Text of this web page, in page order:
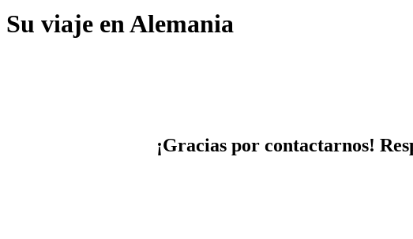
Su viaje en Alemania
¡Gracias por contactarnos!